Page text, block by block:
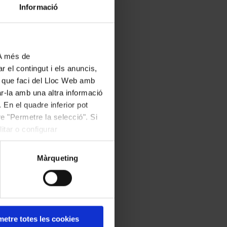
Informació
més de
el contingut i els anuncis,
faci del Lloc Web amb
la amb una altra informació
el quadre inferior pot
"Permetre la selecció". Si
o configurar
Màrqueting
totes les cookies
lesVespres
com va aparèixer
decisions
nosaltres: poques
i tan
Mields i
Mechelen i
i
per un grup
Va ser un
ha valgut fama